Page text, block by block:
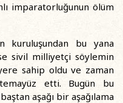
imparatorluğunun ölüm
kuruluşundan bu yana
sivil milliyetçi söylemin
sahip oldu ve zaman
etti. Bugün bu
aşağı bir aşağılama